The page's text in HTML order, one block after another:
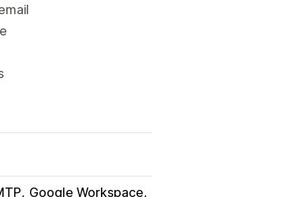
Google Workspace